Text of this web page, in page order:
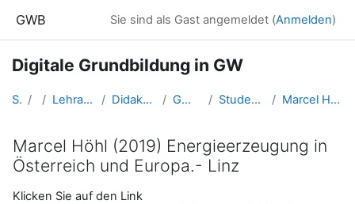
GWB Sie sind als Gast angemeldet (Anmelden)
Digitale Grundbildung in GW
Startseite Kurse Lehramtsausbildung GW im Cluster Österreich Mitte Didaktik der Geo- und Wirtschaftsmedien (GW B 5.2) GW_FDGeomedien_DigiGrundbildung Studentische Arbeiten zur digitalen Grundbildung in GW Marcel Höhl (2019) Energieerzeugung in Österreich und Europa.- Linz
Marcel Höhl (2019) Energieerzeugung in
Österreich und Europa.- Linz
Abschlussbedingungen
Klicken Sie auf den Link